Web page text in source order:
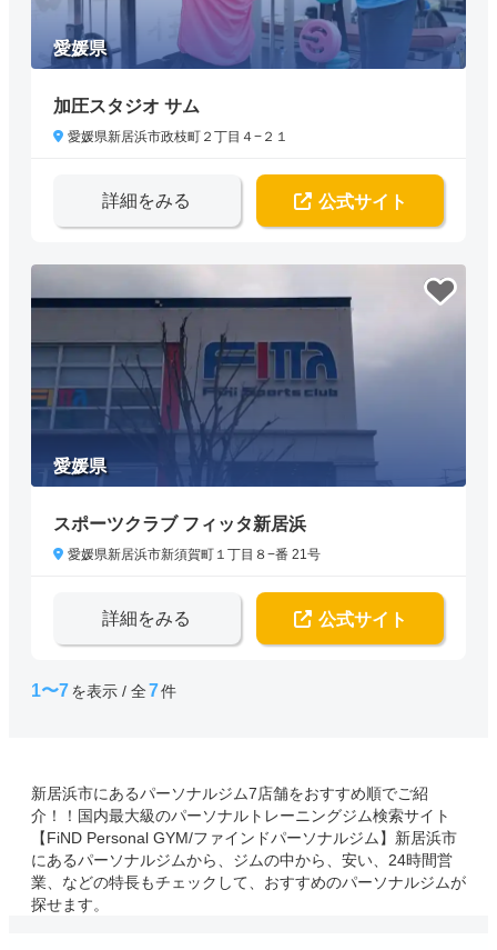
愛媛県
加圧スタジオ サム
愛媛県新居浜市政枝町２丁目４−２１
詳細をみる 公式サイト
愛媛県
スポーツクラブ フィッタ新居浜
愛媛県新居浜市新須賀町１丁目８−番 21号
詳細をみる 公式サイト
1〜7を表示 / 全7件
新居浜市にあるパーソナルジム7店舗をおすすめ順でご紹
介！！国内最大級のパーソナルトレーニングジム検索サイト
【FiND Personal GYM/ファインドパーソナルジム】新居浜市
にあるパーソナルジムから、ジムの中から、安い、24時間営
業、などの特長もチェックして、おすすめのパーソナルジムが
探せます。